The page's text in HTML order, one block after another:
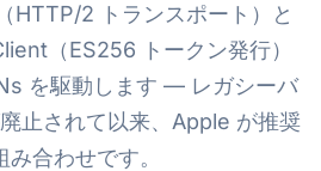
HTTP/2 トランスポート）と
（ES256 トークン発行）
を駆動します — レガシーバ
止されて以来、Apple が推奨
み合わせです。